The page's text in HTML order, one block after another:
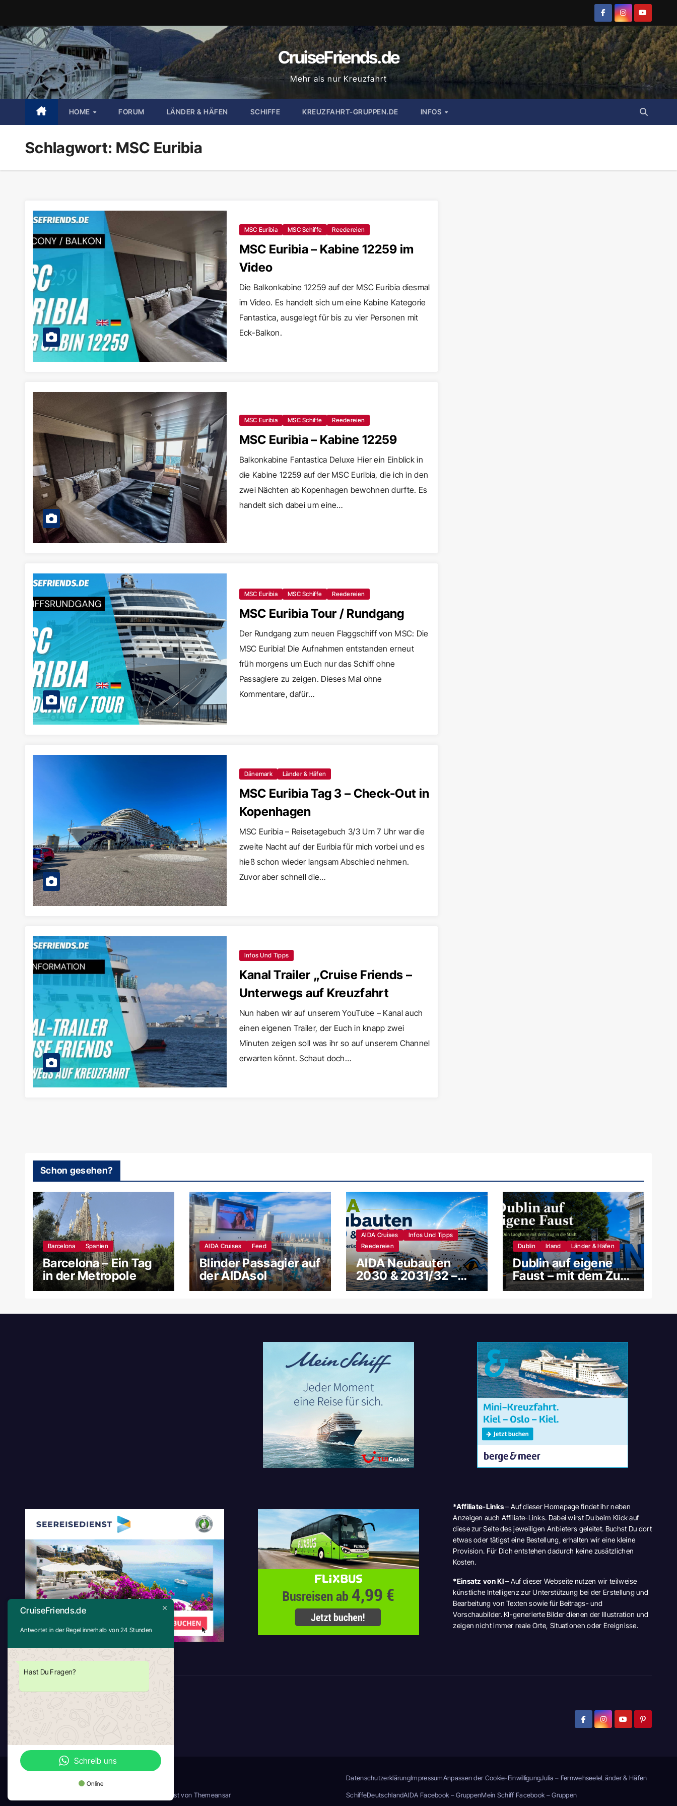
springen
CruiseFriends.de
Mehr als nur Kreuzfahrt
HOME FORUM LÄNDER & HÄFEN SCHIFFE KREUZFAHRT-GRUPPEN.DE INFOS
Schlagwort: MSC Euribia
MSC Euribia MSC Schiffe Reedereien
MSC Euribia – Kabine 12259 im
Video
Die Balkonkabine 12259 auf der MSC Euribia diesmal
im Video. Es handelt sich um eine Kabine Kategorie
Fantastica, ausgelegt für bis zu vier Personen mit
Eck-Balkon.
MSC Euribia MSC Schiffe Reedereien
MSC Euribia – Kabine 12259
Balkonkabine Fantastica Deluxe Hier ein Einblick in
die Kabine 12259 auf der MSC Euribia, die ich in den
zwei Nächten ab Kopenhagen bewohnen durfte. Es
handelt sich dabei um eine…
MSC Euribia MSC Schiffe Reedereien
MSC Euribia Tour / Rundgang
Der Rundgang zum neuen Flaggschiff von MSC: Die
MSC Euribia! Die Aufnahmen entstanden erneut
früh morgens um Euch nur das Schiff ohne
Passagiere zu zeigen. Dieses Mal ohne
Kommentare, dafür…
Dänemark Länder & Häfen
MSC Euribia Tag 3 – Check-Out in
Kopenhagen
MSC Euribia – Reisetagebuch 3/3 Um 7 Uhr war die
zweite Nacht auf der Euribia für mich vorbei und es
hieß schon wieder langsam Abschied nehmen.
Zuvor aber schnell die…
Infos Und Tipps
Kanal Trailer „Cruise Friends –
Unterwegs auf Kreuzfahrt
Nun haben wir auf unserem YouTube – Kanal auch
einen eigenen Trailer, der Euch in knapp zwei
Minuten zeigen soll was ihr so auf unserem Channel
erwarten könnt. Schaut doch…
Schon gesehen?
Barcelona Spanien
Barcelona – Ein Tag
in der Metropole
AIDA Cruises Feed
Blinder Passagier auf
der AIDAsol
AIDA Cruises
Infos Und Tipps
Reedereien
AIDA Neubauten
2030 & 2031/32 –
Gruppe für News und
Dublin Irland Länder & Häfen
Dublin auf eigene
Faust – mit dem Zug
ab Dún Laoghaire
*Affiliate-Links– Auf dieser Homepage findet ihr neben
Anzeigen auch Affiliate-Links. Dabei wirst Du beim Klick auf
diese zur Seite des jeweiligen Anbieters geleitet. Buchst Du dort
etwas oder tätigst eine Bestellung, erhalten wir eine kleine
Provision. Für Dich entstehen dadurch keine zusätzlichen
Kosten.
*Einsatz von KI– Auf dieser Webseite nutzen wir teilweise
künstliche Intelligenz zur Unterstützung bei der Erstellung und
Bearbeitung von Texten sowie für Beitrags- und
Vorschaubilder. KI-generierte Bilder dienen der Illustration und
zeigen nicht immer reale Orte, Situationen oder Ereignisse.
Theme: news-host von Themeansar
DatenschutzerklärungImpressumAnpassen der Cookie-EinwilligungJulia – FernwehseeleLänder & Häfen
SchiffeDeutschlandAIDA Facebook – GruppenMein Schiff Facebook – Gruppen
CruiseFriends.de
Antwortet in der Regel innerhalb von 24 Stunden
Hast Du Fragen?
Schreib uns
Online